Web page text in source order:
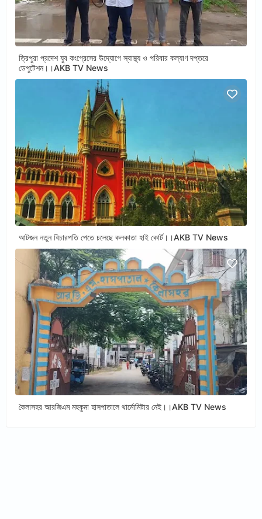
ত্রিপুরা প্রদেশ যুব কংগ্রেসের উদ্যোগে স্বাস্থ্য ও পরিবার কল্যাণ দপ্তরে
ডেপুটেশন।।AKB TV News
আটজন নতুন বিচারপতি পেতে চলেছে কলকাতা হাই কোর্ট।।AKB TV News
কৈলাসহর আরজিএম মহকুমা হাসপাতালে থার্মোমিটার নেই।।AKB TV News